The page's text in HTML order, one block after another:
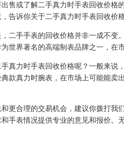
售或了解二手真力时手表回收价
告诉你关于二手真力时手表回收价
二手手表的回收价格并非一成不
世界著名的高端制表品牌之一，在
真力时手表回收价格呢？一般来说
款真力时腕表，在市场上可能能卖
更合理的交易机会，建议你拨打
手表情况提供专业的意见和报价。